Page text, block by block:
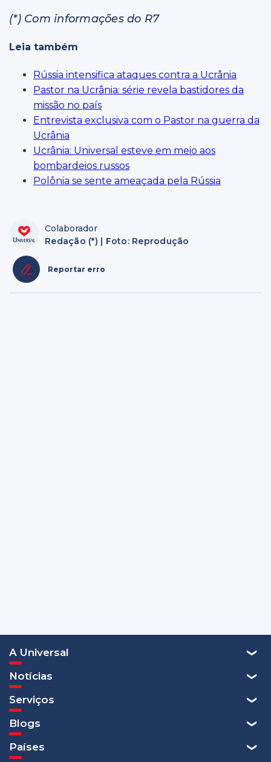
(*) Com informações do R7
Leia também
Rússia intensifica ataques contra a Ucrânia
Pastor na Ucrânia: série revela bastidores da
missão no país
Entrevista exclusiva com o Pastor na guerra da
Ucrânia
Ucrânia: Universal esteve em meio aos
bombardeios russos
Polônia se sente ameaçada pela Rússia
Colaborador
Redação (*) | Foto: Reprodução
Reportar erro
A Universal
Notícias
Serviços
Blogs
Países